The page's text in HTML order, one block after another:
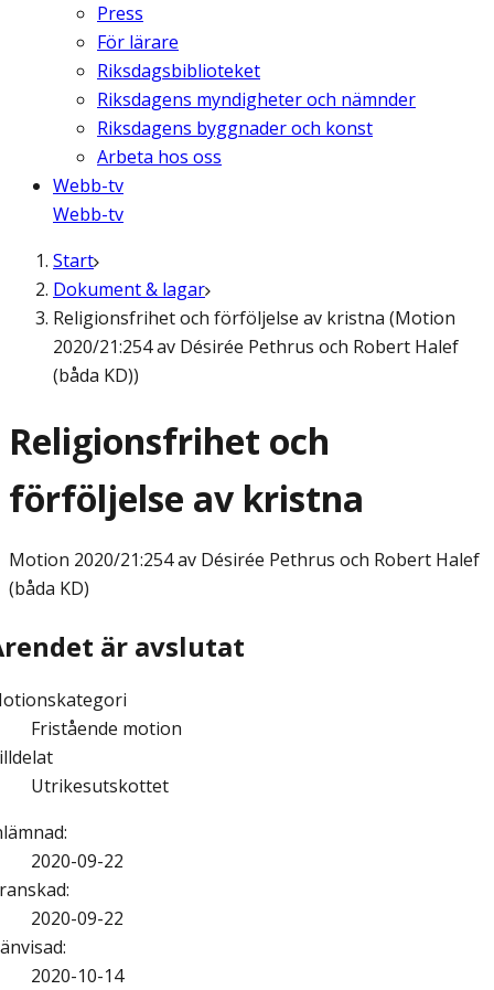
Press
För lärare
Riksdagsbiblioteket
Riksdagens myndigheter och nämnder
Riksdagens byggnader och konst
Arbeta hos oss
Webb-tv
Webb-tv
Start
Dokument & lagar
Religionsfrihet och förföljelse av kristna (Motion
2020/21:254 av Désirée Pethrus och Robert Halef
(båda KD))
Religionsfrihet och
förföljelse av kristna
Motion 2020/21:254 av Désirée Pethrus och Robert Halef
(båda KD)
är avslutat
Fristående motion
Utrikesutskottet
:
2020-09-22
:
2020-09-22
:
2020-10-14